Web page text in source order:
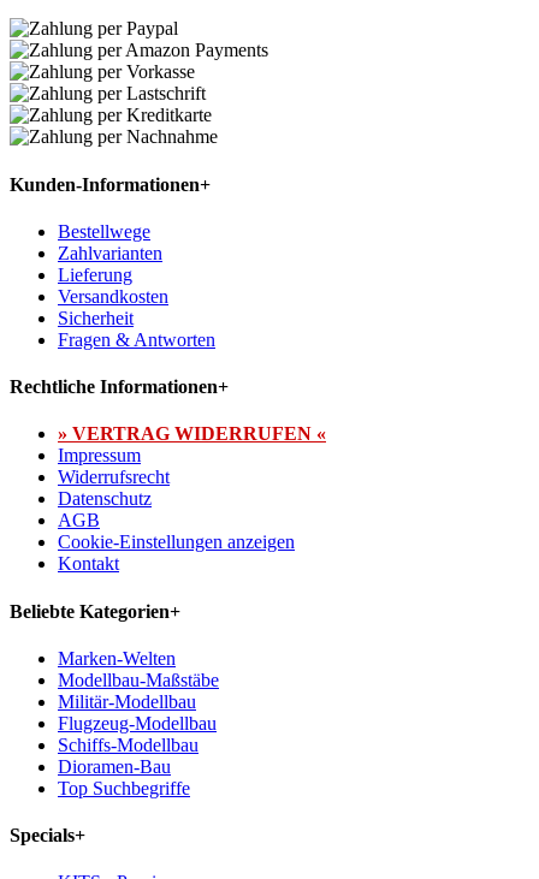
Kunden-Informationen+
Bestellwege
Zahlvarianten
Lieferung
Versandkosten
Sicherheit
Fragen & Antworten
Rechtliche Informationen+
» VERTRAG WIDERRUFEN «
Impressum
Widerrufsrecht
Datenschutz
AGB
Cookie-Einstellungen anzeigen
Kontakt
Beliebte Kategorien+
Marken-Welten
Modellbau-Maßstäbe
Militär-Modellbau
Flugzeug-Modellbau
Schiffs-Modellbau
Dioramen-Bau
Top Suchbegriffe
Specials+